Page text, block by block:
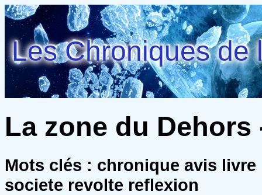
Les Chroniques de
La zone du
Mots clés : chronique avis
societe revolte reflexion